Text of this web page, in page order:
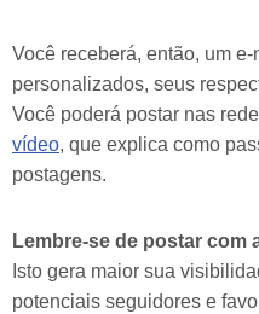
Você receberá, então, um
personalizados, seus
Você poderá postar nas
vídeo, que explica como
postagens.
Lembre-se de postar com
Isto gera maior sua
potenciais seguidores e